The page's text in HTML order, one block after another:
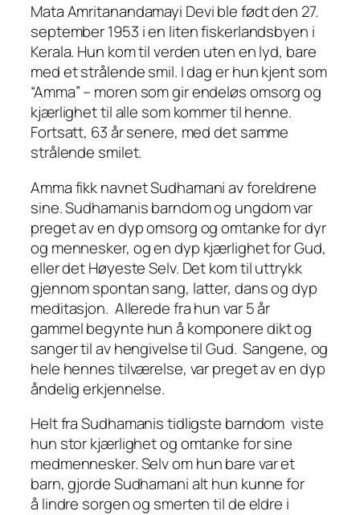
Mata Amritanandamayi Devi ble født den 27.
september 1953 i en liten fiskerlandsbyen i
Kerala. Hun kom til verden uten en lyd, bare
med et strålende smil. I dag er hun kjent som
“Amma” – moren som gir endeløs omsorg og
kjærlighet til alle som kommer til henne.
Fortsatt, 63 år senere, med det samme
strålende smilet.
Amma fikk navnet Sudhamani av foreldrene
sine. Sudhamanis barndom og ungdom var
preget av en dyp omsorg og omtanke for dyr
og mennesker, og en dyp kjærlighet for Gud,
eller det Høyeste Selv. Det kom til uttrykk
gjennom spontan sang, latter, dans og dyp
meditasjon. Allerede fra hun var 5 år
gammel begynte hun å komponere dikt og
sanger til av hengivelse til Gud. Sangene, og
hele hennes tilværelse, var preget av en dyp
åndelig erkjennelse.
Helt fra Sudhamanis tidligste barndom viste
hun stor kjærlighet og omtanke for sine
medmennesker. Selv om hun bare var et
barn, gjorde Sudhamani alt hun kunne for
å lindre sorgen og smerten til de eldre i